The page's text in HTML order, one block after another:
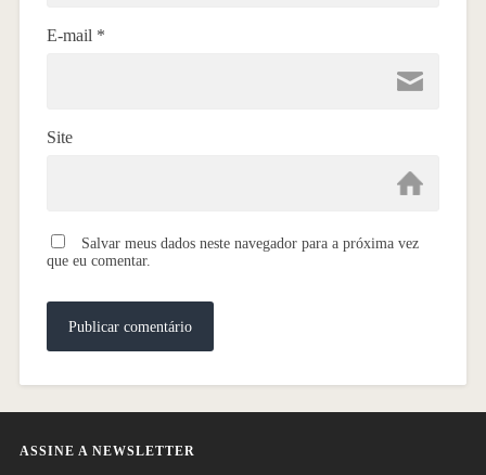
E-mail *
Site
Salvar meus dados neste navegador para a próxima vez
que eu comentar.
ASSINE A NEWSLETTER